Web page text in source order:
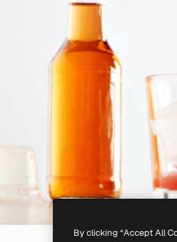
By clicking “Accept All